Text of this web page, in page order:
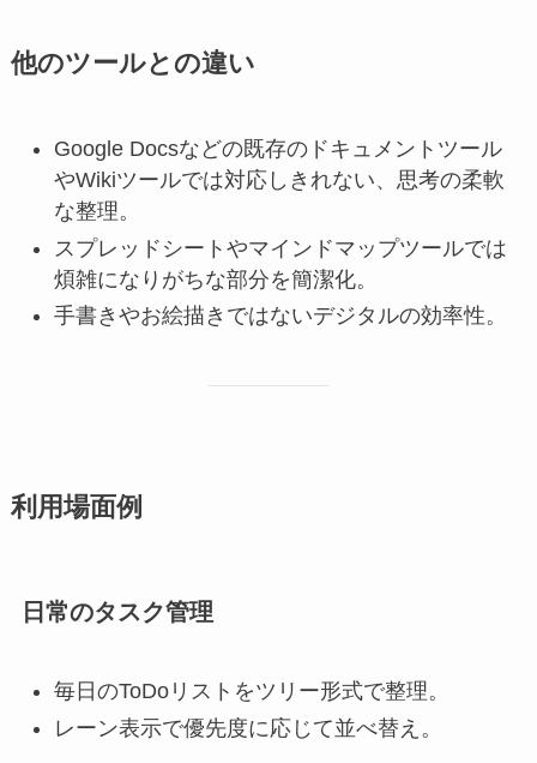
他のツールとの違い
Google Docsなどの既存のドキュメントツール
やWikiツールでは対応しきれない、思考の柔軟
な整理。
スプレッドシートやマインドマップツールでは
煩雑になりがちな部分を簡潔化。
手書きやお絵描きではないデジタルの効率性。
利用場面例
日常のタスク管理
毎日のToDoリストをツリー形式で整理。
レーン表示で優先度に応じて並べ替え。